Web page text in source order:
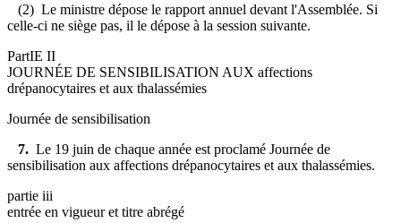
(2) Le ministre dépose le rapport annuel devant l'Assemblée. Si
celle-ci ne siège pas, il le dépose à la session suivante.
PartIE II
JOURNÉE DE SENSIBILISATION AUX affections
drépanocytaires et aux thalassémies
Journée de sensibilisation
7. Le 19 juin de chaque année est proclamé Journée de
sensibilisation aux affections drépanocytaires et aux thalassémies.
partie iii
entrée en vigueur et titre abrégé